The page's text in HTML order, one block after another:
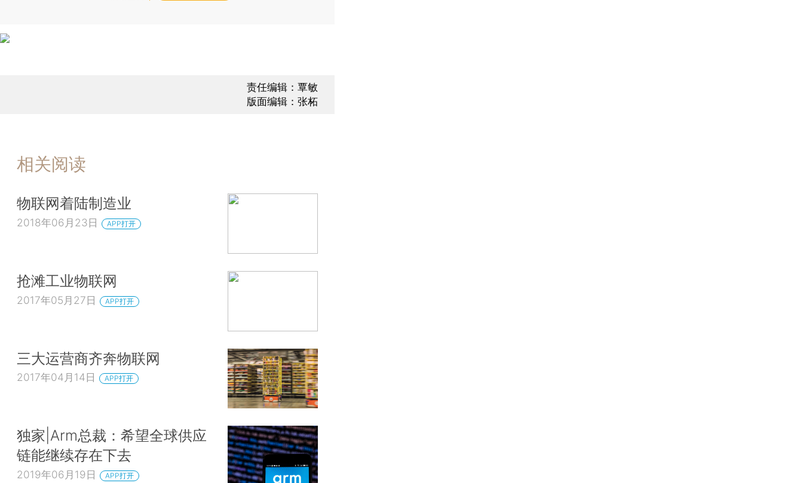
责任编辑：覃敏
版面编辑：张柘
相关阅读
物联网着陆制造业
2018年06月23日 APP打开
抢滩工业物联网
2017年05月27日 APP打开
三大运营商齐奔物联网
2017年04月14日 APP打开
独家|Arm总裁：希望全球供应
链能继续存在下去
2019年06月19日 APP打开